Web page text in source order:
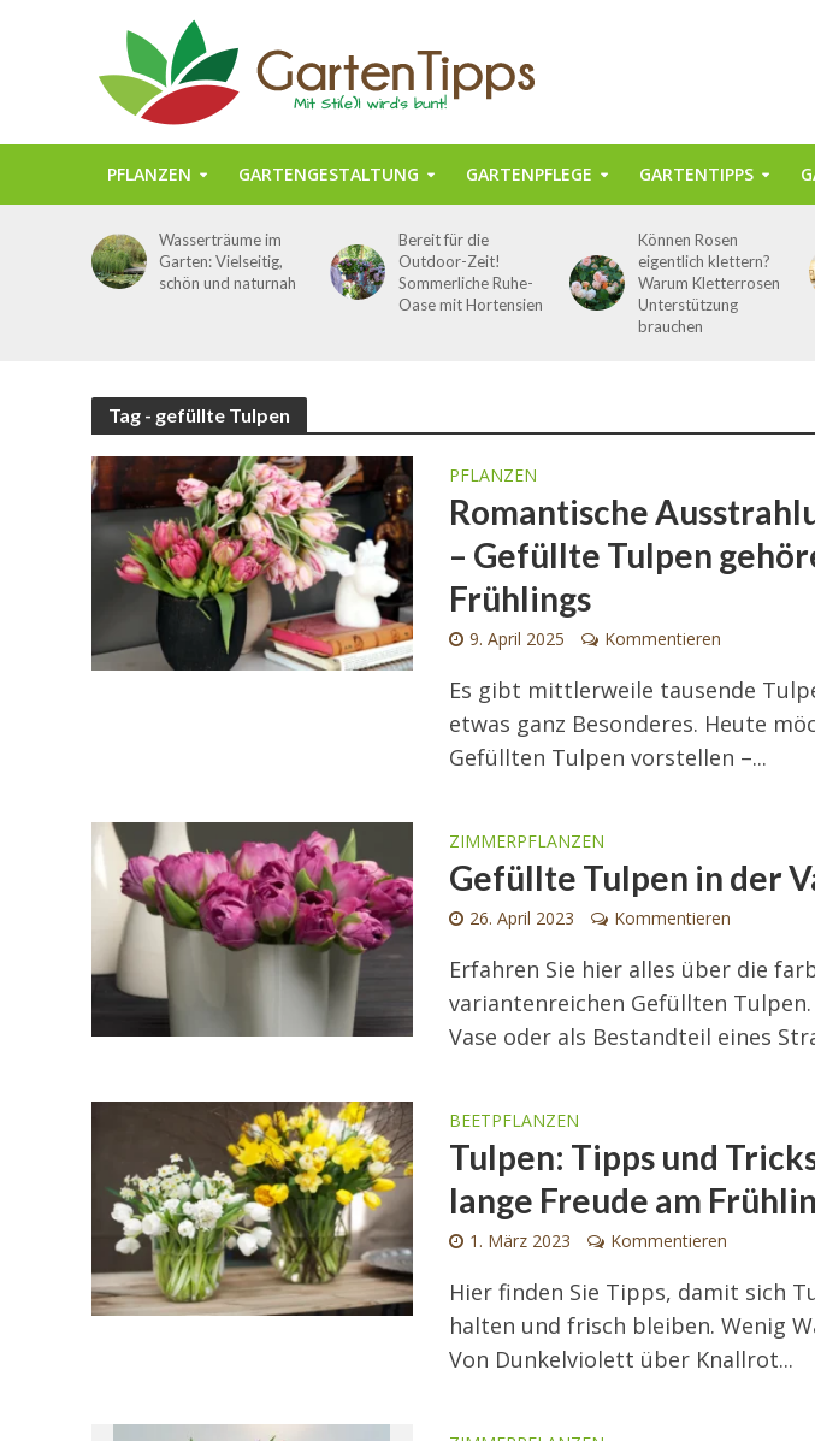
PFLANZEN GARTENGESTALTUNG GARTENPFLEGE GARTENTIPPS
Wasserträume im
Garten: Vielseitig,
schön und naturnah
Bereit für die
Outdoor-Zeit!
Sommerliche Ruhe-
Oase mit Hortensien
Können Rosen
eigentlich klettern?
Warum Kletterrosen
Unterstützung
brauchen
Tag - gefüllte Tulpen
PFLANZEN
Romantische
– Gefüllte Tulpen
Frühlings
9. April 2025 Kommentieren
Es gibt mittlerweile tausende
etwas ganz Besonderes. Heute
Gefüllten Tulpen vorstellen –...
ZIMMERPFLANZEN
Gefüllte Tulpen in der
26. April 2023 Kommentieren
Erfahren Sie hier alles über die
variantenreichen Gefüllten
Vase oder als Bestandteil eines
BEETPFLANZEN
Tulpen: Tipps und
lange Freude am
1. März 2023 Kommentieren
Hier finden Sie Tipps, damit sich
halten und frisch bleiben. Wenig
Von Dunkelviolett über Knallrot...